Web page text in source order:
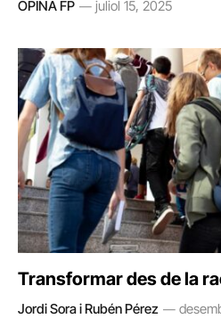
OPINA FP juliol 15, 2025
Transformar des de la
Jordi Sora i Rubén Pérez